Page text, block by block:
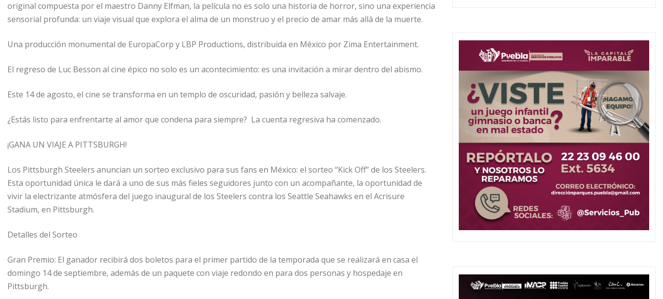
original compuesta por el maestro Danny Elfman, la película no es solo una historia de horror, sino una experiencia
sensorial profunda: un viaje visual que explora el alma de un monstruo y el precio de amar más allá de la muerte.
Una producción monumental de EuropaCorp y LBP Productions, distribuida en México por Zima Entertainment.
El regreso de Luc Besson al cine épico no solo es un acontecimiento: es una invitación a mirar dentro del abismo.
Este 14 de agosto, el cine se transforma en un templo de oscuridad, pasión y belleza salvaje.
¿Estás listo para enfrentarte al amor que condena para siempre? La cuenta regresiva ha comenzado.
¡GANA UN VIAJE A PITTSBURGH!
Los Pittsburgh Steelers anuncian un sorteo exclusivo para sus fans en México: el sorteo “Kick Off” de los Steelers.
Esta oportunidad única le dará a uno de sus más fieles seguidores junto con un acompañante, la oportunidad de
vivir la electrizante atmósfera del juego inaugural de los Steelers contra los Seattle Seahawks en el Acrisure
Stadium, en Pittsburgh.
Detalles del Sorteo
Gran Premio: El ganador recibirá dos boletos para el primer partido de la temporada que se realizará en casa el
domingo 14 de septiembre, además de un paquete con viaje redondo en para dos personas y hospedaje en
Pittsburgh.